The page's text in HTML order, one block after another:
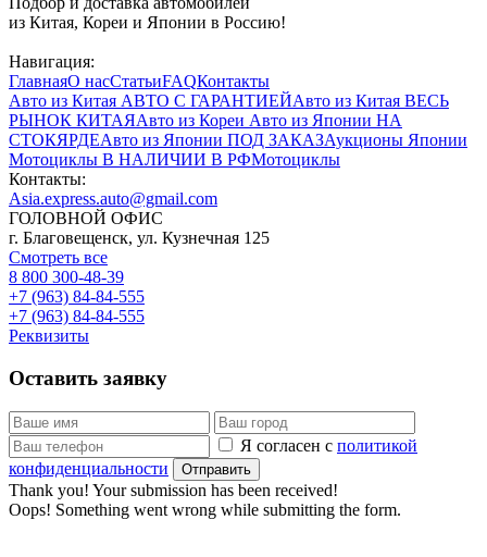
из Китая, Кореи и Японии в Россию!
Навигация:
ГлавнаяО насСтатьиFAQКонтакты
Авто из Китая АВТО С ГАРАНТИЕЙАвто из Китая ВЕСЬ
РЫНОК КИТАЯАвто из Кореи Авто из Японии НА
СТОКЯРДЕАвто из Японии ПОД ЗАКАЗАукционы Японии
Мотоциклы В НАЛИЧИИ В РФМотоциклы
Контакты:
Asia.express.auto@gmail.com
ГОЛОВНОЙ ОФИС
г. Благовещенск, ул. Кузнечная 125
Смотреть все
8 800 300-48-39
+7 (963) 84-84-555
+7 (963) 84-84-555
Реквизиты
Оставить заявку
Я согласен с политикой
конфиденциальности
Thank you! Your submission has been received!
Oops! Something went wrong while submitting the form.